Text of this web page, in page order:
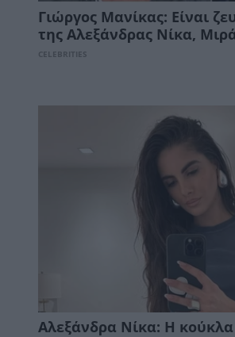
Γιώργος Μανίκας: Είναι
της Αλεξάνδρας Νίκα,
CELEBRITIES
Αλεξάνδρα Νίκα: Η